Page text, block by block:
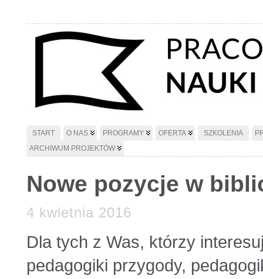
START O NAS PROGRAMY OFERTA SZKOLENIA
ARCHIWUM PROJEKTÓW
Nowe pozycje w
4 kwietnia 2016
Dla tych z Was, którzy
pedagogiki przygody,